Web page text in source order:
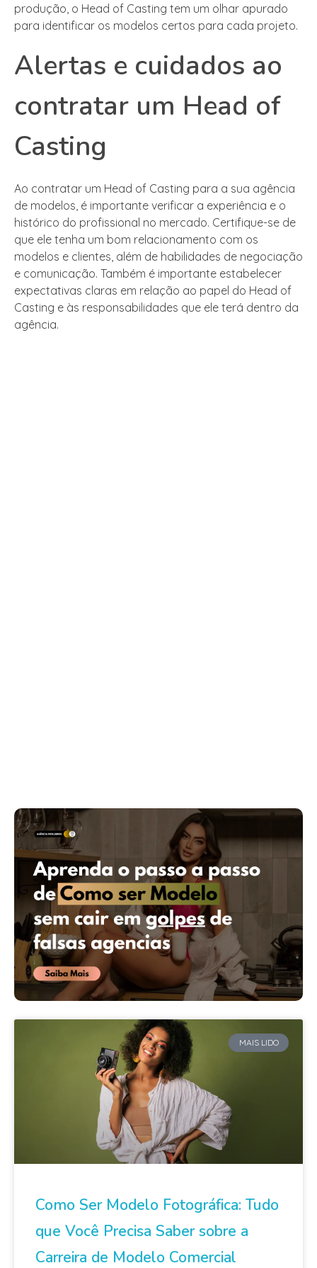
produção, o Head of Casting tem um olhar apurado
para identificar os modelos certos para cada projeto.
Alertas e cuidados ao
contratar um Head of
Casting
Ao contratar um Head of Casting para a sua agência
de modelos, é importante verificar a experiência e o
histórico do profissional no mercado. Certifique-se de
que ele tenha um bom relacionamento com os
modelos e clientes, além de habilidades de negociação
e comunicação. Também é importante estabelecer
expectativas claras em relação ao papel do Head of
Casting e às responsabilidades que ele terá dentro da
agência.
MAIS LIDO
Como Ser Modelo Fotográfica: Tudo
que Você Precisa Saber sobre a
Carreira de Modelo Comercial